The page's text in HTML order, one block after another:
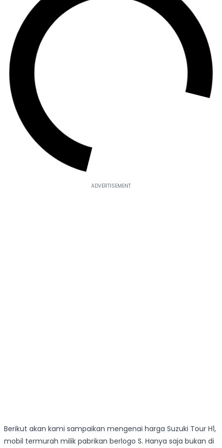
Berikut akan kami sampaikan mengenai harga Suzuki Tour H1,
mobil termurah milik pabrikan berlogo S. Hanya saja bukan di